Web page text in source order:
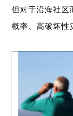
但对于沿海社区
概率、高破坏性